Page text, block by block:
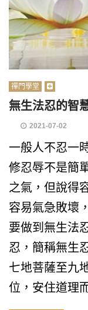
禪門學堂
無生法忍的智
2021-07-02
一般人不忍一
修忍辱不是簡
之氣，但說得
容易氣急敗壞
要做到無生法
忍，簡稱無生
七地菩薩至九
位，安住道理